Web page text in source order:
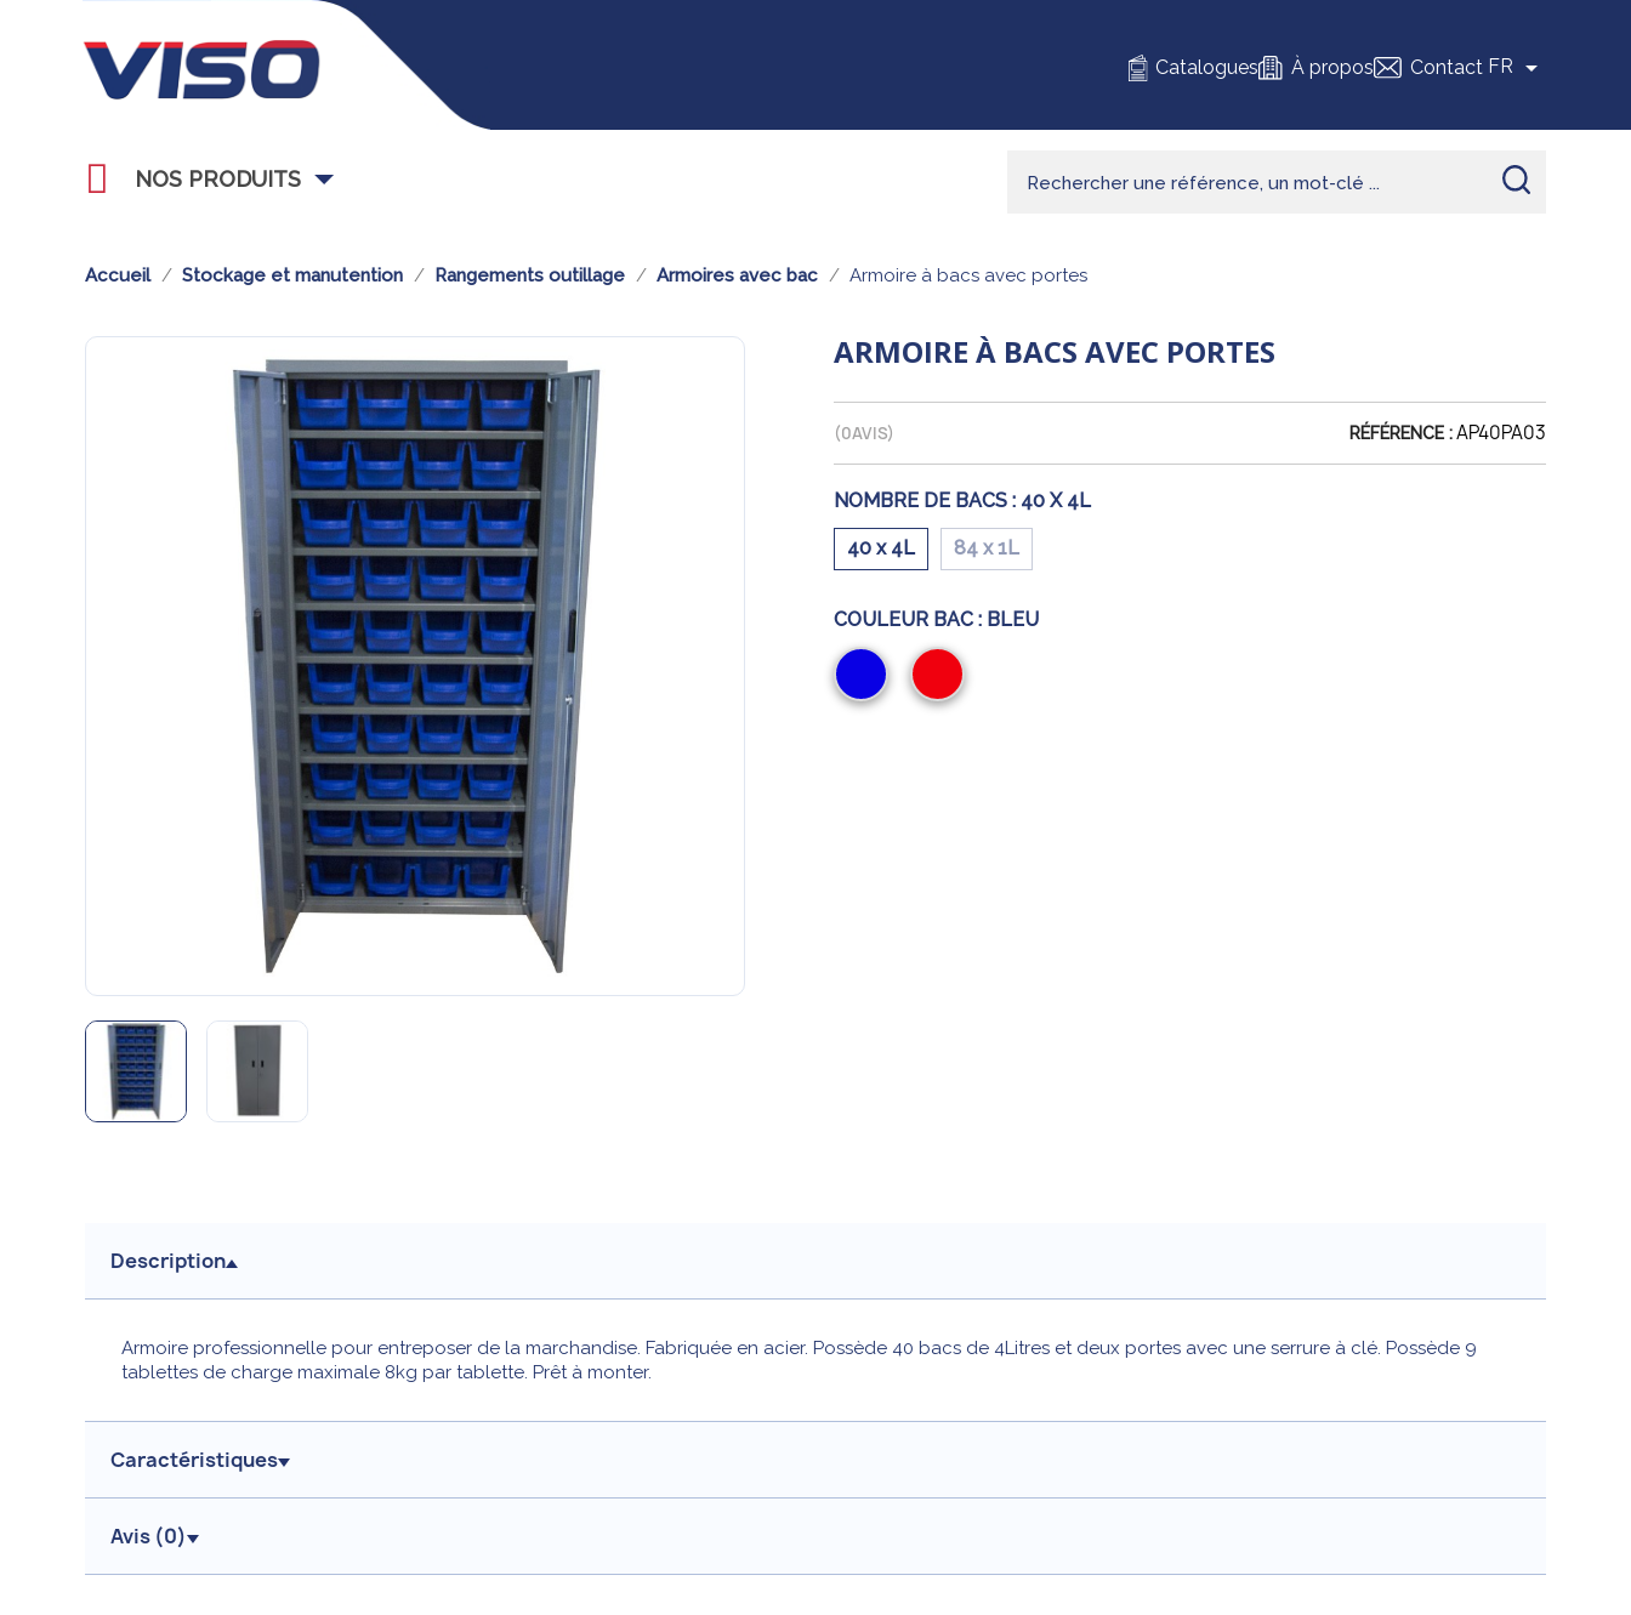
Catalogues À propos Contact FR 
NOS PRODUITS
Accueil Stockage et manutention Rangements outillage Armoires avec bac Armoire à bacs avec portes
ARMOIRE À BACS AVEC PORTES
(0AVIS) RÉFÉRENCE :AP40PA03
NOMBRE DE BACS : 40 X 4L
40 x 4L 84 x 1L
COULEUR BAC : BLEU
Bleu
Rouge
Description
Armoire professionnelle pour entreposer de la marchandise. Fabriquée en acier. Possède 40 bacs de 4Litres et deux portes avec une serrure à clé. Possède 9
tablettes de charge maximale 8kg par tablette. Prêt à monter.
Caractéristiques
Avis (0)